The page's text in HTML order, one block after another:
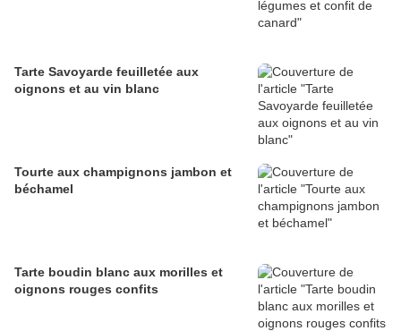
Tarte Savoyarde feuilletée aux
oignons et au vin blanc
Tourte aux champignons jambon et
béchamel
Tarte boudin blanc aux morilles et
oignons rouges confits